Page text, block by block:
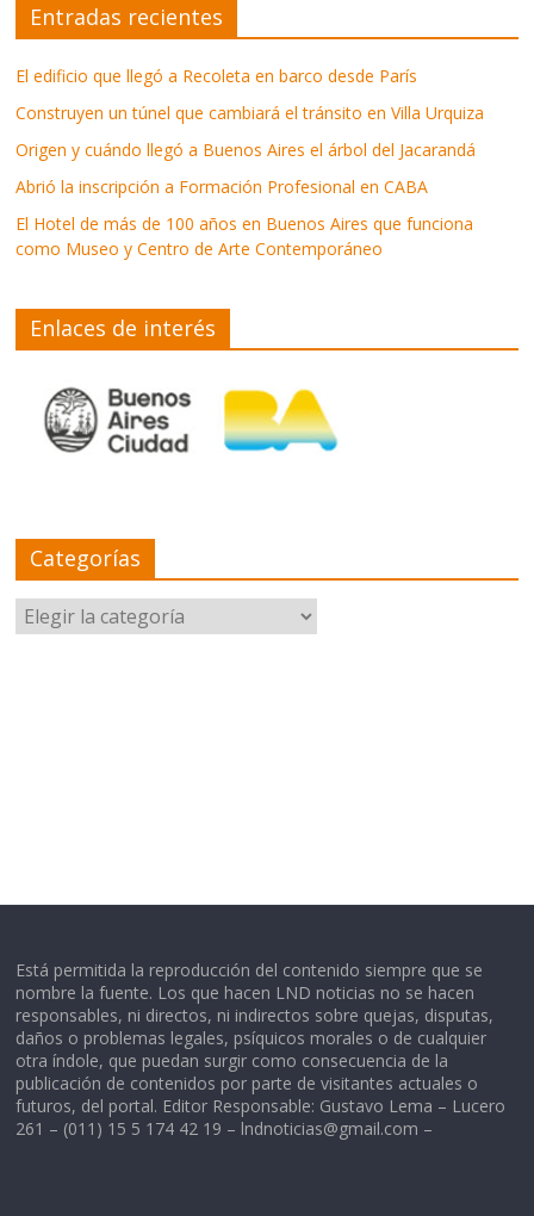
Entradas recientes
El edificio que llegó a Recoleta en barco desde París
Construyen un túnel que cambiará el tránsito en Villa Urquiza
Origen y cuándo llegó a Buenos Aires el árbol del Jacarandá
Abrió la inscripción a Formación Profesional en CABA
El Hotel de más de 100 años en Buenos Aires que funciona
como Museo y Centro de Arte Contemporáneo
Enlaces de interés
Categorías
Categorías
Está permitida la reproducción del contenido siempre que se
nombre la fuente. Los que hacen LND noticias no se hacen
responsables, ni directos, ni indirectos sobre quejas, disputas,
daños o problemas legales, psíquicos morales o de cualquier
otra índole, que puedan surgir como consecuencia de la
publicación de contenidos por parte de visitantes actuales o
futuros, del portal. Editor Responsable: Gustavo Lema – Lucero
261 – (011) 15 5 174 42 19 – lndnoticias@gmail.com –